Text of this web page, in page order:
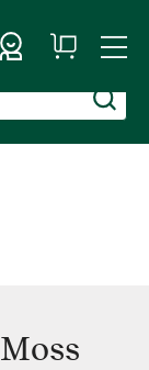
Logg inn
Handlekurv